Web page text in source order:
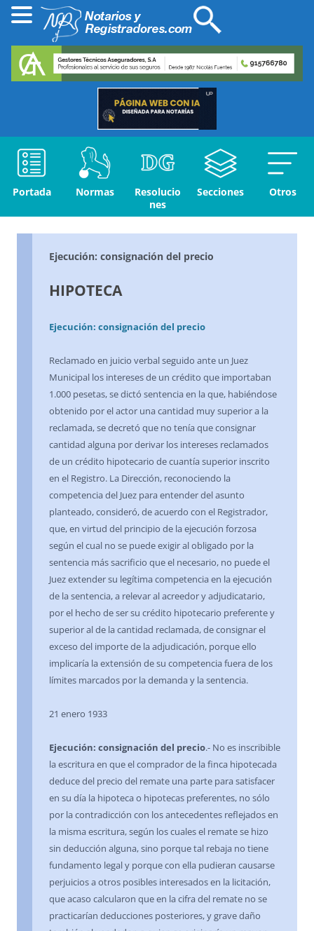
Portada Normas
Resolucio
nes
Secciones Otros
Ejecución: consignación del precio
HIPOTECA
Ejecución: consignación del precio
Reclamado en juicio verbal seguido ante un Juez
Municipal los intereses de un crédito que importaban
1.000 pesetas, se dictó sentencia en la que, habiéndose
obtenido por el actor una cantidad muy superior a la
reclamada, se decretó que no tenía que consignar
cantidad alguna por derivar los intereses reclamados
de un crédito hipotecario de cuantía superior inscrito
en el Registro. La Dirección, reconociendo la
competencia del Juez para entender del asunto
planteado, consideró, de acuerdo con el Registrador,
que, en virtud del principio de la ejecución forzosa
según el cual no se puede exigir al obligado por la
sentencia más sacrificio que el necesario, no puede el
Juez extender su legítima competencia en la ejecución
de la sentencia, a relevar al acreedor y adjudicatario,
por el hecho de ser su crédito hipotecario preferente y
superior al de la cantidad reclamada, de consignar el
exceso del importe de la adjudicación, porque ello
implicaría la extensión de su competencia fuera de los
límites marcados por la demanda y la sentencia.
21 enero 1933
Ejecución: consignación del precio.- No es inscribible
la escritura en que el comprador de la finca hipotecada
deduce del precio del remate una parte para satisfacer
en su día la hipoteca o hipotecas preferentes, no sólo
por la contradicción con los antecedentes reflejados en
la misma escritura, según los cuales el remate se hizo
sin deducción alguna, sino porque tal rebaja no tiene
fundamento legal y porque con ella pudieran causarse
perjuicios a otros posibles interesados en la licitación,
que acaso calcularon que en la cifra del remate no se
practicarían deducciones posteriores, y grave daño